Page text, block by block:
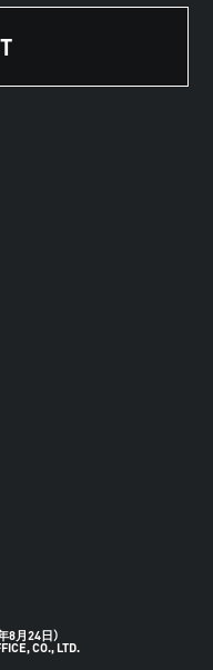
8月24日）
CO., LTD.